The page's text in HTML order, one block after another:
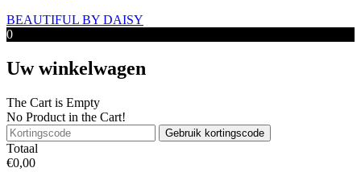
BEAUTIFUL BY DAISY
0
Uw winkelwagen
The Cart is Empty
No Product in the Cart!
Gebruik kortingscode
Totaal
€0,00